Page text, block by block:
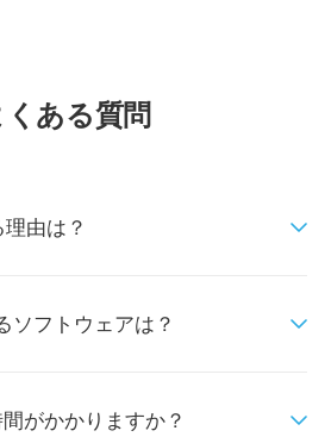
くある質問
由は？
ソフトウェアは？
がかかりますか？